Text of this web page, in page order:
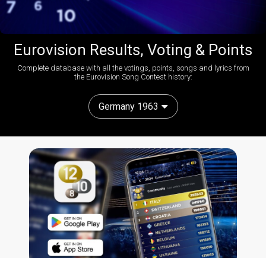
Eurovision Results, Voting & Points
Complete database with all the votings, points, songs and lyrics from
the Eurovision Song Contest history:
Germany 1963